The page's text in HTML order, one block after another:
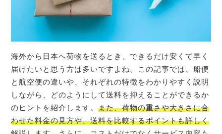
海外から日本へ荷物を送るとき、できるだけ安くて早く
届けたいと思う方は多いですよね。この記事では、船便
と航空便の違いや、それぞれの特徴をわかりやすく説明
しながら、どのようにして送料を抑えることができるか
のヒントを紹介します。また、荷物の重さや大きさに合
わせた料金の見方や、送料を比較するポイントも詳しく